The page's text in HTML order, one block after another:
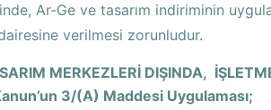
Ar-Ge ve tasarım indiriminin
verilmesi zorunludur.
MERKEZLERİ DIŞINDA,
3/(A) Maddesi Uygulaması;